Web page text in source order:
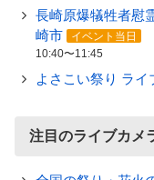
長崎原爆犠牲者慰
崎市
イベント当日
10:40〜11:45
よさこい祭り ラ
注目のライブカメ